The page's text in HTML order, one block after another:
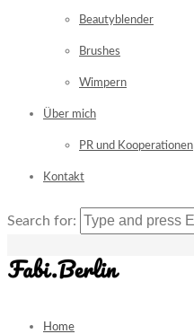
Beautyblender
Brushes
Wimpern
Über mich
PR und Kooperationen
Kontakt
Search for:
Home